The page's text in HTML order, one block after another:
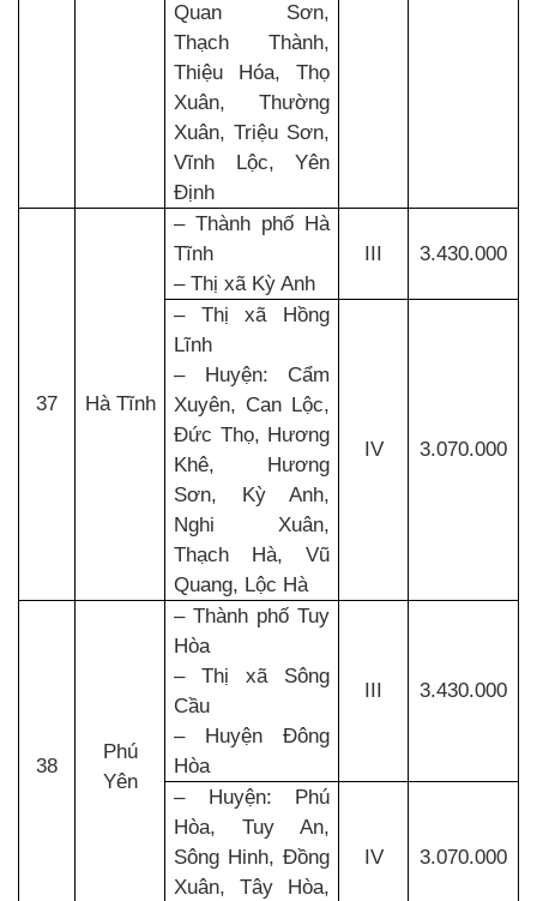
Quan Sơn,
Thạch Thành,
Thiệu Hóa, Thọ
Xuân, Thường
Xuân, Triệu Sơn,
Vĩnh Lộc, Yên
Định
37 Hà Tĩnh
– Thành phố Hà
Tĩnh
– Thị xã Kỳ Anh
3.430.000
– Thị xã Hồng
Lĩnh
– Huyện: Cẩm
Xuyên, Can Lộc,
Đức Thọ, Hương
Khê, Hương
Sơn, Kỳ Anh,
Nghi Xuân,
Thạch Hà, Vũ
Quang, Lộc Hà
IV 3.070.000
38
Phú
Yên
– Thành phố Tuy
Hòa
– Thị xã Sông
Cầu
– Huyện Đông
Hòa
3.430.000
– Huyện: Phú
Hòa, Tuy An,
Sông Hinh, Đồng
Xuân, Tây Hòa,
IV 3.070.000